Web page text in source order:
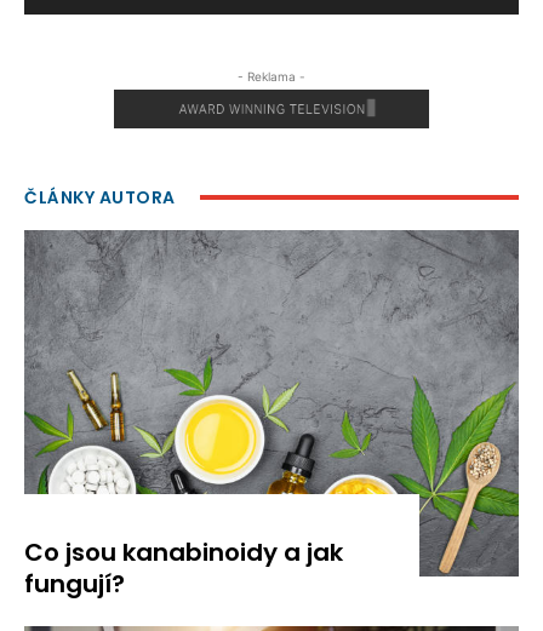
- Reklama -
ČLÁNKY AUTORA
Co jsou kanabinoidy a jak
fungují?